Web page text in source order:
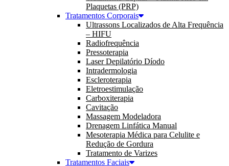
Plaquetas (PRP)
Tratamentos Corporais
Ultrassons Localizados de Alta Frequência
– HIFU
Radiofrequência
Pressoterapia
Laser Depilatório Díodo
Intradermologia
Escleroterapia
Eletroestimulação
Carboxiterapia
Cavitação
Massagem Modeladora
Drenagem Linfática Manual
Mesoterapia Médica para Celulite e
Redução de Gordura
Tratamento de Varizes
Tratamentos Faciais